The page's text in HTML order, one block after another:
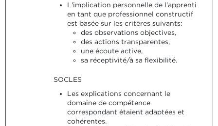
L'implication personnelle de l'apprenti
en tant que professionnel constructif
est basée sur les critères suivants:
des observations objectives,
des actions transparentes,
une écoute active,
sa réceptivité/à sa flexibilité.
SOCLES
Les explications concernant le
domaine de compétence
correspondant étaient adaptées et
cohérentes.